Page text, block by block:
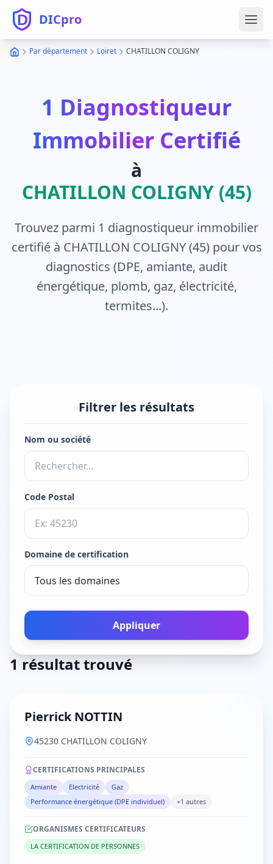
DICpro
Par département Loiret CHATILLON COLIGNY
1 Diagnostiqueur
Immobilier Certifié
à
CHATILLON COLIGNY (45)
Trouvez parmi 1 diagnostiqueur immobilier
certifié à CHATILLON COLIGNY (45) pour vos
diagnostics (DPE, amiante, audit
énergétique, plomb, gaz, électricité,
termites...).
Filtrer les résultats
Nom ou société
Code Postal
Domaine de certification
Appliquer
1 résultat trouvé
Pierrick NOTTIN
45230 CHATILLON COLIGNY
CERTIFICATIONS PRINCIPALES
Amiante Electricité
Gaz
Performance énergétique (DPE individuel)
+1 autres
ORGANISMES CERTIFICATEURS
LA CERTIFICATION DE PERSONNES